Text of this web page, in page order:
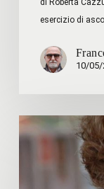
esercizio di
10/05/
Alessandria
ricorda